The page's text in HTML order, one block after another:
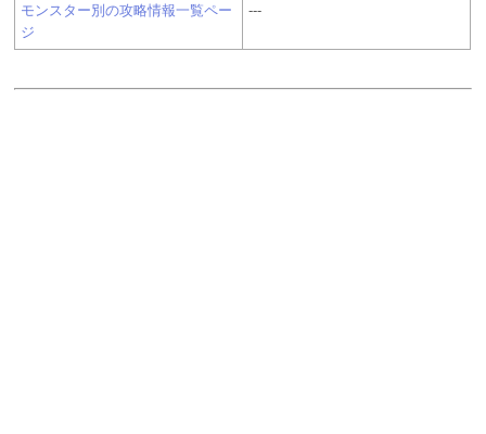
モンスター別の攻略情報一覧ペー
ジ
---